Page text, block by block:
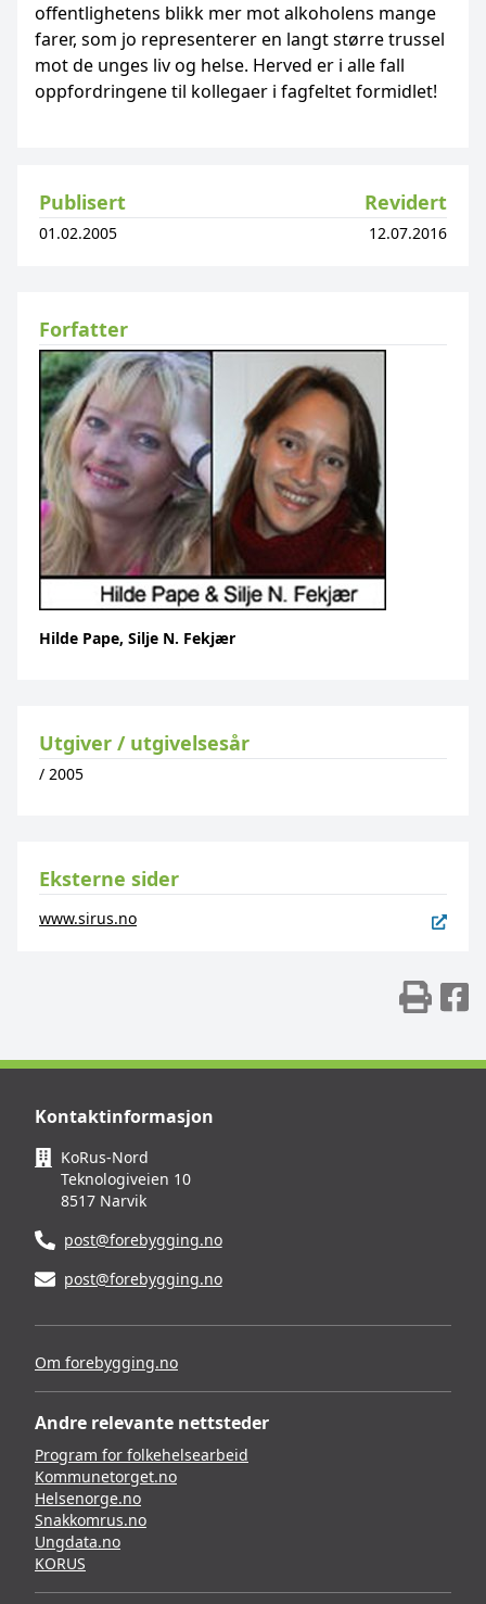
offentlighetens blikk mer mot alkoholens mange
farer, som jo representerer en langt større trussel
mot de unges liv og helse. Herved er i alle fall
oppfordringene til kollegaer i fagfeltet formidlet!
Publisert Revidert
01.02.2005 12.07.2016
Forfatter
Hilde Pape, Silje N. Fekjær
Utgiver / utgivelsesår
/ 2005
Eksterne sider
www.sirus.no
Kontaktinformasjon
KoRus-Nord
Teknologiveien 10
8517 Narvik
post@forebygging.no
post@forebygging.no
Om forebygging.no
Andre relevante nettsteder
Program for folkehelsearbeid
Kommunetorget.no
Helsenorge.no
Snakkomrus.no
Ungdata.no
KORUS